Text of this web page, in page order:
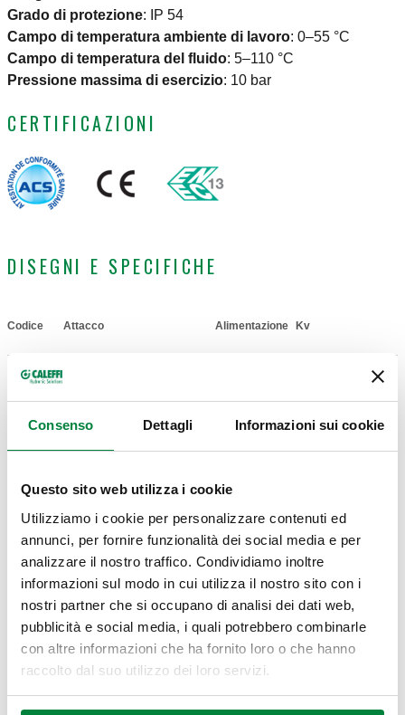
Consenso Dettagli Informazioni sui cookie
Questo sito web utilizza i cookie
Utilizziamo i cookie per personalizzare contenuti ed
annunci, per fornire funzionalità dei social media e per
analizzare il nostro traffico. Condividiamo inoltre
informazioni sul modo in cui utilizza il nostro sito con i
nostri partner che si occupano di analisi dei dati web,
pubblicità e social media, i quali potrebbero combinarle
con altre informazioni che ha fornito loro o che hanno
raccolto dal suo utilizzo dei loro servizi.
Grado di protezione:
IP 54
Campo di temperatura ambiente di lavoro: 0–55 °C
Campo di temperatura del fluido: 5–110 °C
Pressione massima di esercizio: 10 bar
CERTIFICAZIONI
DISEGNI E SPECIFICHE
Codice Attacco Alimentazione Kv
644246 230 V AC
BIM
Capitolato Mostra Copia
CALEFFI, 644246. Valvola a sfera a due vie,
motorizzata. Con microinterruttore ausiliario. Completa
di servomotore con comando a 3 punti. Attacco: G 1/2"
Codice SCIP-Dichiarazione REACH in
Mostra
Copia